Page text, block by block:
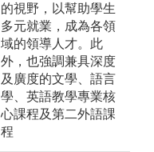
的視野，以幫助學生
多元就業，成為各領
域的領導人才。此
外，也強調兼具深度
及廣度的文學、語言
學、英語教學專業核
心課程及第二外語課
程